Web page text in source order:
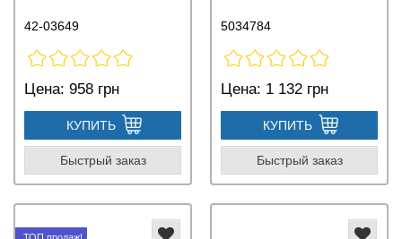
42-03649
Цена: 958 грн
КУПИТЬ
Быстрый заказ
5034784
Цена: 1 132 грн
КУПИТЬ
Быстрый заказ